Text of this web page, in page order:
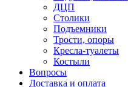
ДЦП
Столики
Подъемники
Трости, опоры
Кресла-туалеты
Костыли
Вопросы
Доставка и оплата